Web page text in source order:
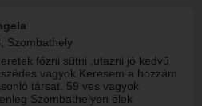
hogy írjon rám. Beszélgessünk,
Aki a spanyol inkvizíció
az kérem, ne tegye.. Arra nem
Ahogy senki sem. :)
Szombathely
főzni sütni ,utazni jó kedvű
vagyok Keresem a hozzám
társat. 59 ves vagyok
Szombathelyen élek